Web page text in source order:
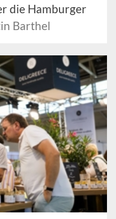
die Hamburger
Barthel